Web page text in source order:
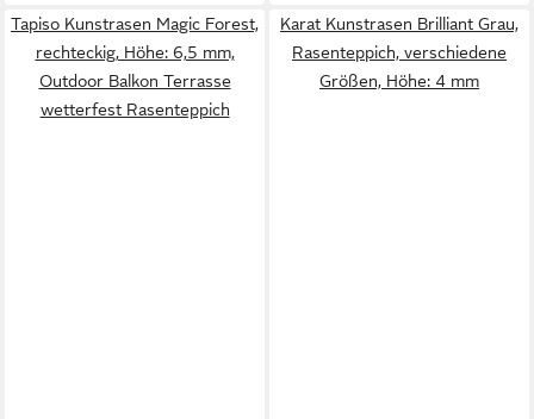
Tapiso Kunstrasen Magic Forest,
rechteckig, Höhe: 6,5 mm,
Outdoor Balkon Terrasse
wetterfest Rasenteppich
Karat Kunstrasen Brilliant Grau,
Rasenteppich, verschiedene
Größen, Höhe: 4 mm